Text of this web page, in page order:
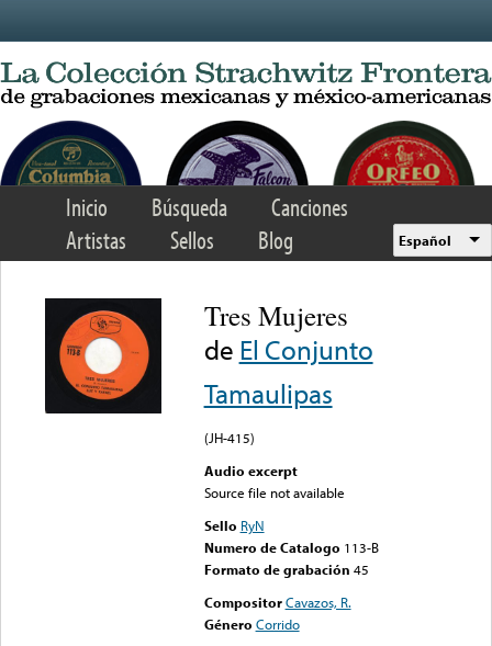
Inicio Búsqueda
Canciones
Artistas
Sellos Blog Español
Tres Mujeres
de El Conjunto
Tamaulipas
(JH-415)
Audio excerpt
Source file not available
Sello RyN
Numero de Catalogo 113-B
Formato de grabación 45
Compositor Cavazos, R.
Género Corrido